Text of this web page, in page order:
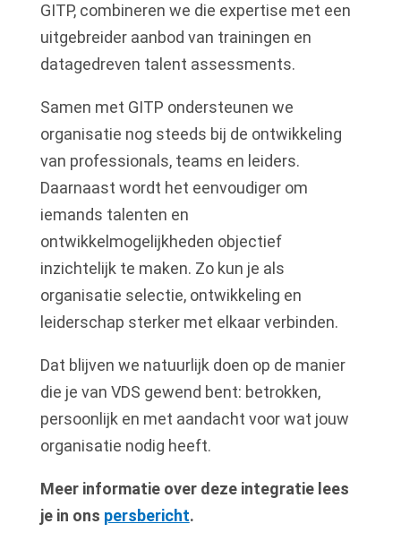
GITP, combineren we die expertise met een
uitgebreider aanbod van trainingen en
datagedreven talent assessments.
Samen met GITP ondersteunen we
organisatie nog steeds bij de ontwikkeling
van professionals, teams en leiders.
Daarnaast wordt het eenvoudiger om
iemands talenten en
ontwikkelmogelijkheden objectief
inzichtelijk te maken. Zo kun je als
organisatie selectie, ontwikkeling en
leiderschap sterker met elkaar verbinden.
Dat blijven we natuurlijk doen op de manier
die je van VDS gewend bent: betrokken,
persoonlijk en met aandacht voor wat jouw
organisatie nodig heeft.
Meer informatie over deze integratie lees
je in ons persbericht.